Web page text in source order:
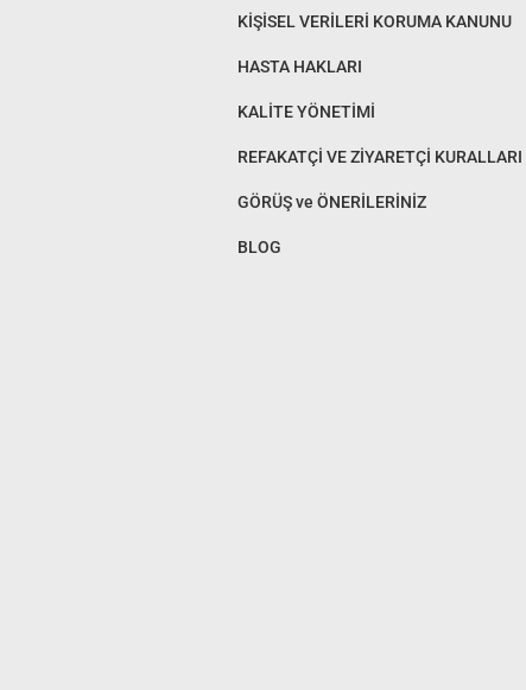
KİŞİSEL VERİLERİ KORUMA KANUNU
HASTA HAKLARI
KALİTE YÖNETİMİ
REFAKATÇİ VE ZİYARETÇİ KURALLARI
GÖRÜŞ ve ÖNERİLERİNİZ
BLOG